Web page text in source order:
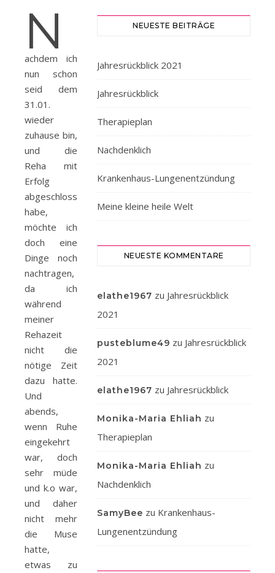
N
achdem ich
nun schon
seid dem
31.01.
wieder
zuhause bin,
und die
Reha mit
Erfolg
abgeschlossen
habe,
möchte ich
doch eine
Dinge noch
nachtragen,
da ich
während
meiner
Rehazeit
nicht die
nötige Zeit
dazu hatte.
Und
abends,
wenn Ruhe
eingekehrt
war, doch
sehr müde
und k.o war,
und daher
nicht mehr
die Muse
hatte,
etwas zu
NEUESTE BEITRÄGE
Jahresrückblick 2021
Jahresrückblick
Therapieplan
Nachdenklich
Krankenhaus-Lungenentzündung
Meine kleine heile Welt
NEUESTE KOMMENTARE
elathe1967 zu Jahresrückblick
2021
pusteblume49 zu Jahresrückblick
2021
elathe1967 zu Jahresrückblick
Monika-Maria Ehliah zu
Therapieplan
Monika-Maria Ehliah zu
Nachdenklich
SamyBee zu Krankenhaus-
Lungenentzündung